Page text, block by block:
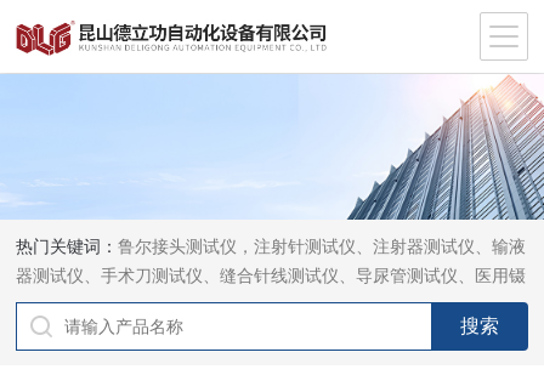
热门关键词：鲁尔接头测试仪，注射针测试仪、注射器测试仪、输液
器测试仪、手术刀测试仪、缝合针线测试仪、导尿管测试仪、医用镊
钳测试仪、导引管导丝测试仪、针灸针测试仪、留置针测试仪